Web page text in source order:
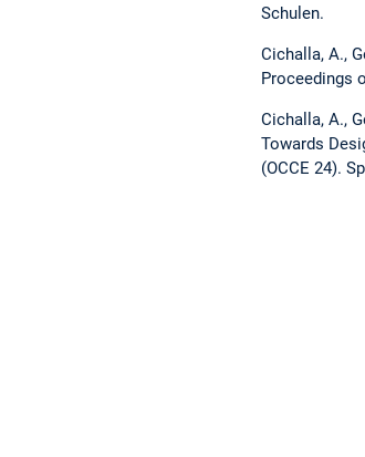
Schulen.
Cichalla, A.,
Proceedings
Cichalla, A.,
Towards
(OCCE 24).